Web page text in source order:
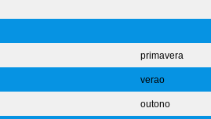
primavera
verao
outono